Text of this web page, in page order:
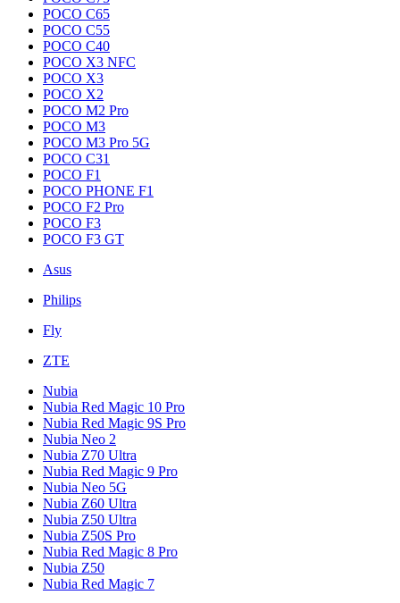
POCO C65
POCO C55
POCO C40
POCO X3 NFC
POCO X3
POCO X2
POCO M2 Pro
POCO M3
POCO M3 Pro 5G
POCO C31
POCO F1
POCO PHONE F1
POCO F2 Pro
POCO F3
POCO F3 GT
Asus
Philips
Fly
ZTE
Nubia
Nubia Red Magic 10 Pro
Nubia Red Magic 9S Pro
Nubia Neo 2
Nubia Z70 Ultra
Nubia Red Magic 9 Pro
Nubia Neo 5G
Nubia Z60 Ultra
Nubia Z50 Ultra
Nubia Z50S Pro
Nubia Red Magic 8 Pro
Nubia Z50
Nubia Red Magic 7